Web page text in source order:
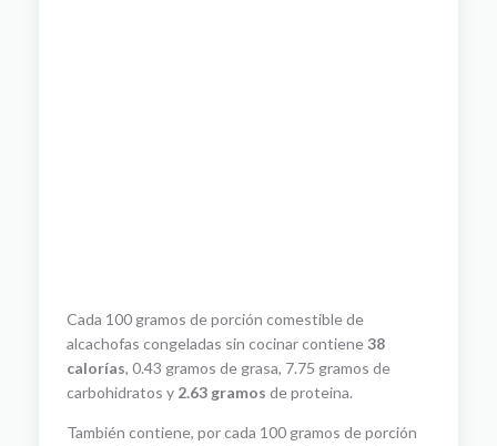
Cada 100 gramos de porción comestible de
alcachofas congeladas sin cocinar contiene38
calorías, 0.43 gramos de grasa, 7.75 gramos de
carbohidratos y 2.63 gramos de proteina.
También contiene, por cada 100 gramos de porción